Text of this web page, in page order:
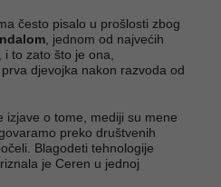
često pisalo u prošlosti zbog
, jednom od najvećih
to zato što je ona,
djevojka nakon razvoda od
izjave o tome, mediji su mene
preko društvenih
Blagodeti tehnologije
je Ceren u jednoj